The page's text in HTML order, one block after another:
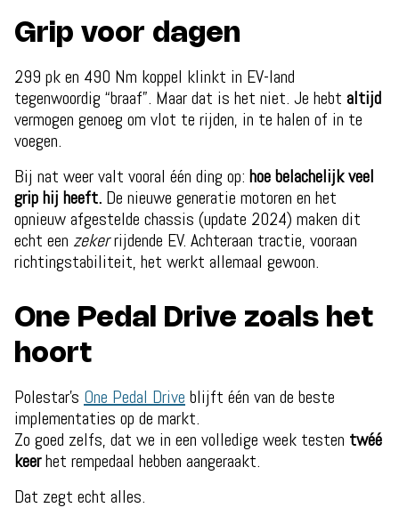
Grip voor dagen
299 pk en 490 Nm koppel klinkt in EV-land
tegenwoordig “braaf”. Maar dat is het niet. Je hebt altijd
vermogen genoeg om vlot te rijden, in te halen of in te
voegen.
Bij nat weer valt vooral één ding op: hoe belachelijk veel
grip hij heeft. De nieuwe generatie motoren en het
opnieuw afgestelde chassis (update 2024) maken dit
echt een zekerrijdende EV. Achteraan tractie, vooraan
richtingstabiliteit, het werkt allemaal gewoon.
One Pedal Drive zoals het
hoort
Polestar’s One Pedal Drive blijft één van de beste
implementaties op de markt.
Zo goed zelfs, dat we in een volledige week testen twéé
keerhet rempedaal hebben aangeraakt.
Dat zegt echt alles.